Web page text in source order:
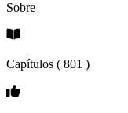
Sobre
Capítulos ( 801 )